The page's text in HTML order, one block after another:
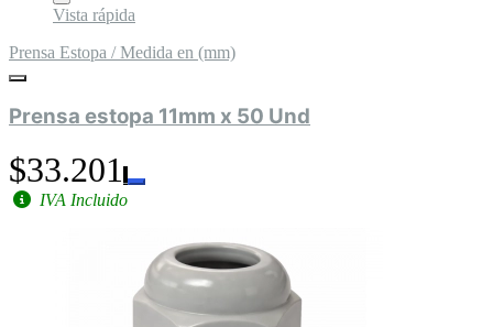
Vista rápida
Prensa Estopa / Medida en (mm)
Prensa estopa 11mm x 50 Und
$33.201
IVA Incluido